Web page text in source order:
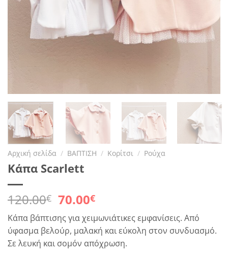
Αρχική σελίδα / ΒΑΠΤΙΣΗ / Κορίτσι / Ρούχα
Κάπα Scarlett
120.00€ Original
was:
120.00€.
70.00€Η
τρέχουσα
τιμή
είναι:
70.00€.
Κάπα βάπτισης για χειμωνιάτικες εμφανίσεις. Από
ύφασμα βελούρ, μαλακή και εύκολη στον συνδυασμό.
Σε λευκή και σομόν απόχρωση.